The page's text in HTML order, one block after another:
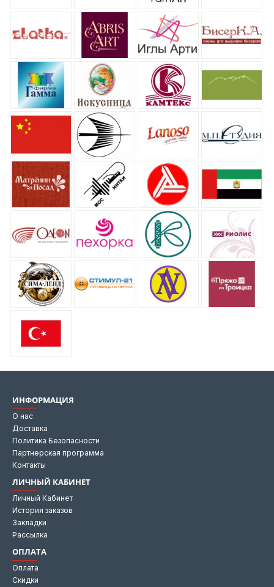
ИНФОРМАЦИЯ
О нас
Доставка
Политика Безопасности
Партнерская программа
Контакты
ЛИЧНЫЙ КАБИНЕТ
Личный Кабинет
История заказов
Закладки
Рассылка
ОПЛАТА
Оплата
Скидки